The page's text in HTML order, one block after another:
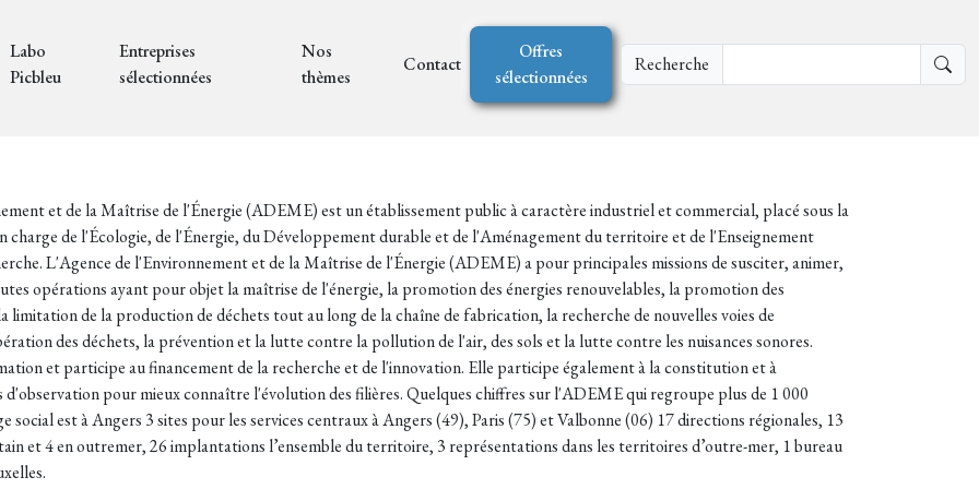
Labo
Picbleu
Entreprises
sélectionnées
Nos
thèmes
Contact
Offres
sélectionnées
Recherche
et de la Maîtrise de l'Énergie (ADEME) est un établissement public à caractère industriel et commercial, placé sous la
charge de l'Écologie, de l'Énergie, du Développement durable et de l'Aménagement du territoire et de l'Enseignement
L'Agence de l'Environnement et de la Maîtrise de l'Énergie (ADEME) a pour principales missions de susciter, animer,
opérations ayant pour objet la maîtrise de l'énergie, la promotion des énergies renouvelables, la promotion des
limitation de la production de déchets tout au long de la chaîne de fabrication, la recherche de nouvelles voies de
des déchets, la prévention et la lutte contre la pollution de l'air, des sols et la lutte contre les nuisances sonores.
et participe au financement de la recherche et de l'innovation. Elle participe également à la constitution et à
d'observation pour mieux connaître l'évolution des filières. Quelques chiffres sur l'ADEME qui regroupe plus de 1 000
social est à Angers 3 sites pour les services centraux à Angers (49), Paris (75) et Valbonne (06) 17 directions régionales, 13
et 4 en outremer, 26 implantations l’ensemble du territoire, 3 représentations dans les territoires d’outre-mer, 1 bureau